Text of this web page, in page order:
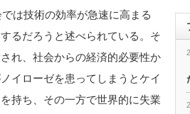
は技術の効率が急速に高まる
るだろうと述べられている。そ
れ、社会からの経済的必要性か
イローゼを患ってしまうとケイ
持ち、その一方で世界的に失業